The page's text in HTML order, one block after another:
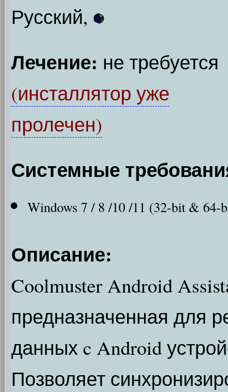
Русский,
Лечение: не требуется
(инсталлятор уже
пролечен)
Системные
Windows 7 / 8 /10 /11 (32-bit & 64-
Описание:
Coolmuster Android
предназначенная для
данных c Android
Позволяет